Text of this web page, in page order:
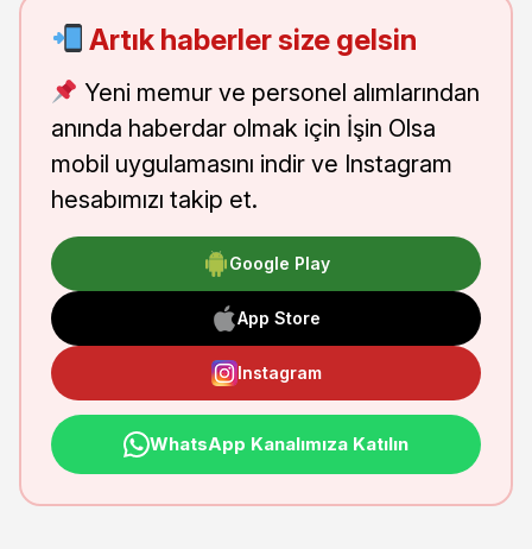
Artık haberler size gelsin
Yeni memur ve personel alımlarından
anında haberdar olmak için İşin Olsa
mobil uygulamasını indir ve Instagram
hesabımızı takip et.
Google Play
App Store
Instagram
WhatsApp Kanalımıza Katılın